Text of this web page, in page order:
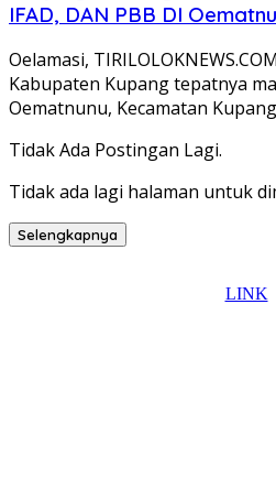
IFAD, DAN PBB DI
Oelamasi,
Kabupaten Kupang tepatnya
Oematnunu, Kecamatan
Tidak Ada Postingan Lagi.
Tidak ada lagi halaman untuk
Selengkapnya